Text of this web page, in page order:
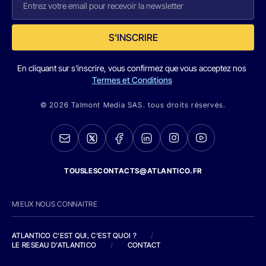
S'INSCRIRE
En cliquant sur s'inscrire, vous confirmez que vous acceptez nos
Termes et Conditions
© 2026 Talmont Media SAS. tous droits réservés.
TOUSLESCONTACTS@ATLANTICO.FR
MIEUX NOUS CONNAITRE
ATLANTICO C'EST QUI, C'EST QUOI ?
/
LE RESEAU D'ATLANTICO
/ CONTACT